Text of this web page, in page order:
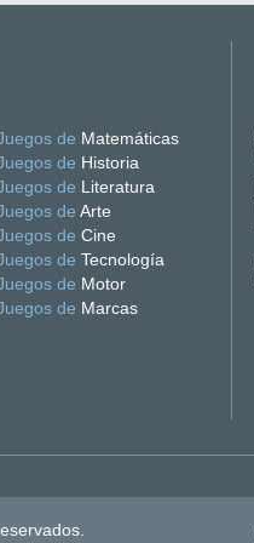
de Matemáticas
de Historia
de Literatura
de Arte
de Cine
de Tecnología
de Motor
de Marcas